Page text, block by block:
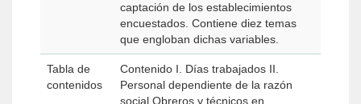
captación de los establecimientos
encuestados. Contiene diez temas
que engloban dichas variables.
Tabla de
contenidos
Contenido I. Días trabajados II.
Personal dependiente de la razón
social Obreros y técnicos en